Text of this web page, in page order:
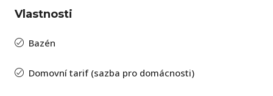
Vlastnosti
Bazén
Domovní tarif (sazba pro domácnosti)